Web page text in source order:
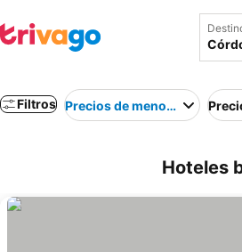
Filtros Precios de menor a mayor
Hoteles